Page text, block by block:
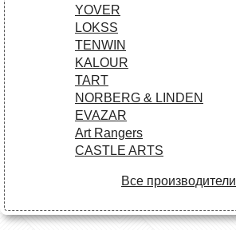
YOVER
LOKSS
TENWIN
KALOUR
TART
NORBERG & LINDEN
EVAZAR
Art Rangers
CASTLE ARTS
Все производители